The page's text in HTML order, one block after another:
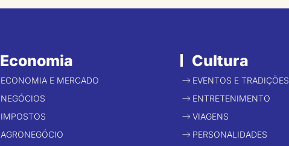
Economia
ECONOMIA E MERCADO
NEGÓCIOS
IMPOSTOS
AGRONEGÓCIO
Cultura
EVENTOS E TRADIÇÕES
ENTRETENIMENTO
VIAGENS
PERSONALIDADES